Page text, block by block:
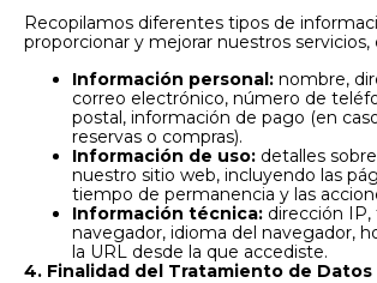
Recopilamos diferentes tipos de
proporcionar y mejorar nuestros servicios,
Información personal: nombre,
correo electrónico, número de
postal, información de pago (en
reservas o compras).
Información de uso: detalles
nuestro sitio web, incluyendo las
tiempo de permanencia y las
Información técnica: dirección IP,
navegador, idioma del navegador,
la URL desde la que accediste.
4. Finalidad del Tratamiento de Datos